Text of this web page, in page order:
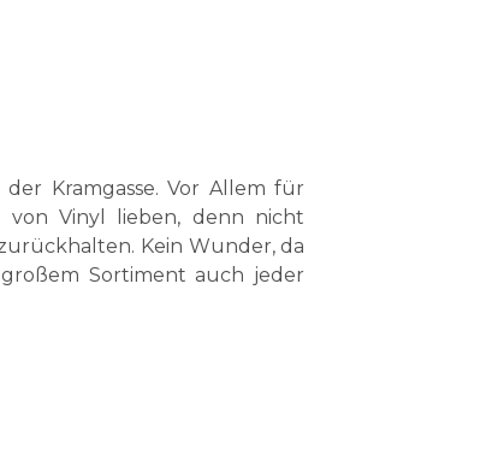
Kramgasse. Vor Allem für
von Vinyl lieben, denn nicht
Kein Wunder, da
Sortiment auch jeder